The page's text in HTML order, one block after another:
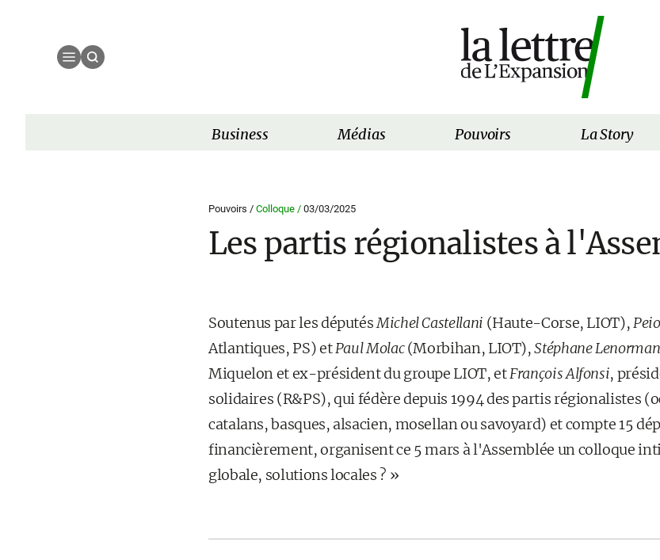
Business Médias Pouvoirs La Story
Pouvoirs / Colloque / 03/03/2025
Les partis régionalistes à
Soutenus par les députésMichel Castellani (Haute-Corse, LIOT),
Atlantiques, PS) etPaul Molac(Morbihan, LIOT),Stéphane
Miquelon et ex-président du groupe LIOT, etFrançois Alfonsi,
solidaires (R&PS), qui fédère depuis 1994 des partis régionalistes
catalans, basques, alsacien, mosellan ou savoyard) et compte 15
financièrement, organisent ce 5 mars à l'Assemblée un colloque
globale, solutions locales ? »